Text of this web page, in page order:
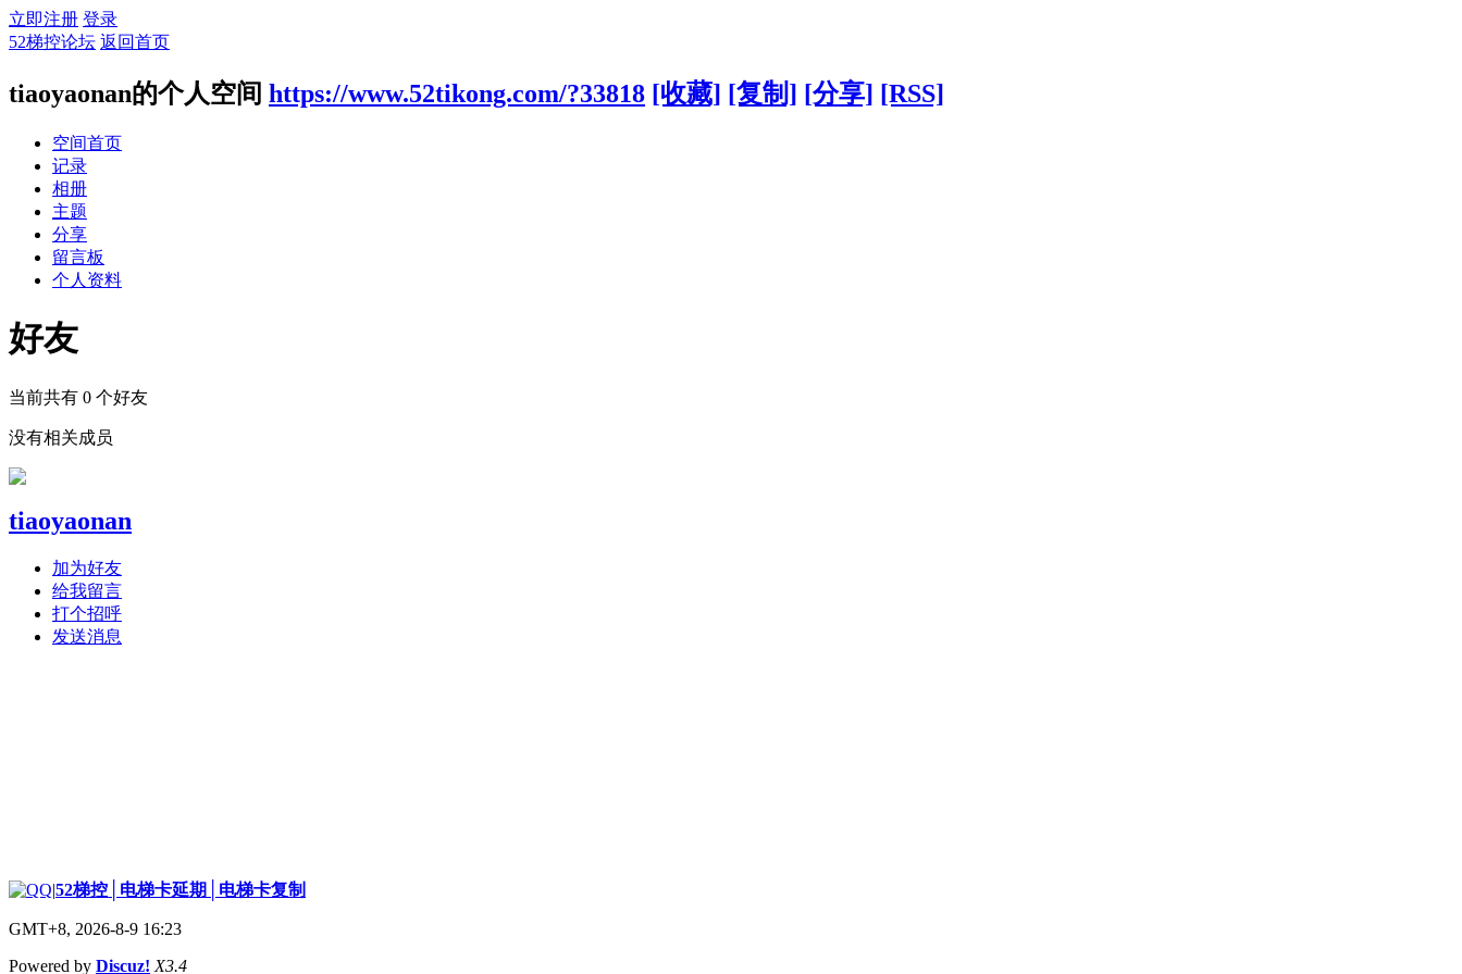
立即注册 登录
52梯控论坛 返回首页
tiaoyaonan的个人空间 https://www.52tikong.com/?33818 [收藏] [复制] [分享] [RSS]
空间首页
记录
相册
主题
分享
留言板
个人资料
好友
当前共有 0 个好友
没有相关成员
tiaoyaonan
加为好友
给我留言
打个招呼
发送消息
|52梯控│电梯卡延期│电梯卡复制
GMT+8, 2026-8-9 16:23
Powered by Discuz! X3.4